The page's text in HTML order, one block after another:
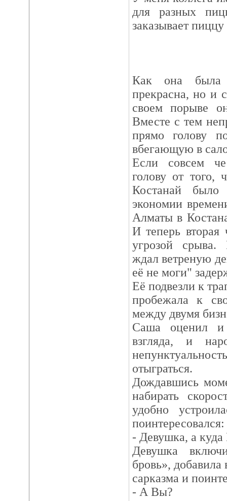
для разных
заказывает
Как она была
прекрасна, но и
своем порыве
Вместе с тем
прямо голову
вбегающую в
Если совсем
голову от того,
Костанай
экономии
Алматы в
И теперь вторая
угрозой срыва.
ждал ветреную
её не моги"
Её подвезли к
пробежала к
между двумя
Саша оценил и
взгляда, и
отыграться.
Дождавшись
набирать
удобно
поинтересовался:
- Девушка, а куда
Девушка
бровь», добавила
сарказма и
- А Вы?